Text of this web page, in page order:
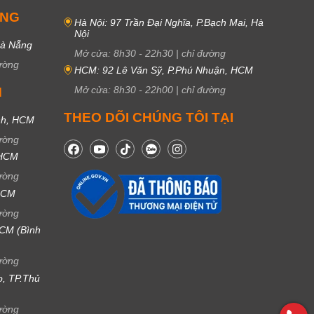
Nẵng
HCM
(Bình
TP.Thủ
Hà Nội: 97 Trần Đại Nghĩa, P.Bạch Mai, Hà
Nội
Mở cửa: 8h30 - 22h30 | chỉ đường
HCM: 92 Lê Văn Sỹ, P.Phú Nhuận, HCM
Mở cửa: 8h30 - 22h00 | chỉ đường
THEO DÕI CHÚNG TÔI TẠI